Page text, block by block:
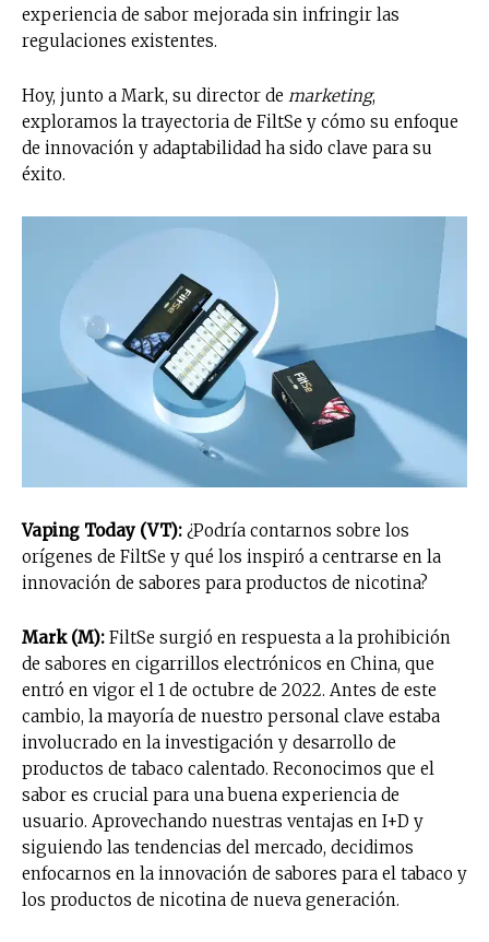
experiencia de sabor mejorada sin infringir las
regulaciones existentes.
Hoy, junto a Mark, su director de marketing,
exploramos la trayectoria de FiltSe y cómo su enfoque
de innovación y adaptabilidad ha sido clave para su
éxito.
Vaping Today (VT): ¿Podría contarnos sobre los
orígenes de FiltSe y qué los inspiró a centrarse en la
innovación de sabores para productos de nicotina?
Mark (M): FiltSe surgió en respuesta a la prohibición
de sabores en cigarrillos electrónicos en China, que
entró en vigor el 1 de octubre de 2022. Antes de este
cambio, la mayoría de nuestro personal clave estaba
involucrado en la investigación y desarrollo de
productos de tabaco calentado. Reconocimos que el
sabor es crucial para una buena experiencia de
usuario. Aprovechando nuestras ventajas en I+D y
siguiendo las tendencias del mercado, decidimos
enfocarnos en la innovación de sabores para el tabaco y
los productos de nicotina de nueva generación.